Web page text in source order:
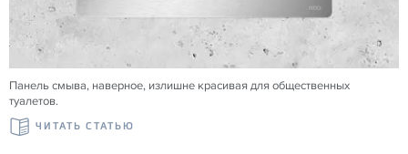
Панель смыва, наверное, излишне красивая для общественных
туалетов.
ЧИТАТЬ СТАТЬЮ